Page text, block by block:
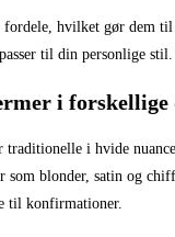
hvilket gør dem
til din personlige
i forskellige
i hvide
som blonder, satin og
til konfirmationer.